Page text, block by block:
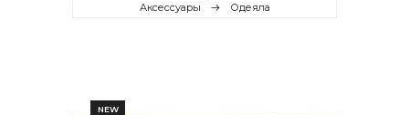
Аксессуары
Одеяла
NEW